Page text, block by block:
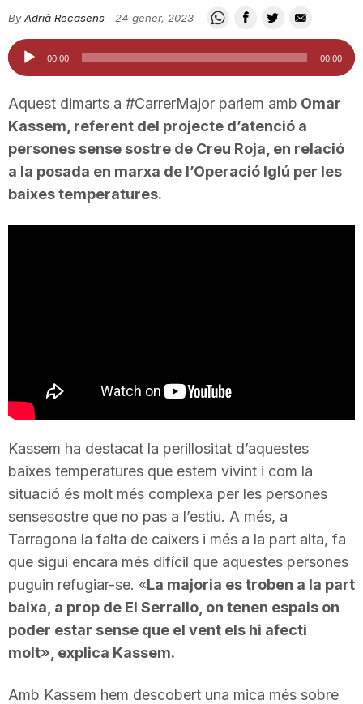
i
t
a
t
r
a
g
o
By Adrià Recasens - 24 gener, 2023
Reproductor
d'àudio
00:00 00:00
Aquest dimarts a #CarrerMajor parlem amb Omar
Kassem, referent del projecte d’atenció a
persones sense sostre de Creu Roja, en relació
a la posada en marxa de l’Operació Iglú per les
baixes temperatures.
Kassem ha destacat la perillositat d’aquestes
baixes temperatures que estem vivint i com la
situació és molt més complexa per les persones
sensesostre que no pas a l’estiu. A més, a
Tarragona la falta de caixers i més a la part alta, fa
que sigui encara més difícil que aquestes persones
puguin refugiar-se. «La majoria es troben a la part
baixa, a prop de El Serrallo, on tenen espais on
poder estar sense que el vent els hi afecti
molt», explica Kassem.
Amb Kassem hem descobert una mica més sobre